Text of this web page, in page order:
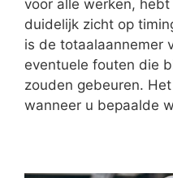
voor alle werken,
duidelijk zicht op
is de totaalaannemer
eventuele fouten die
zouden gebeuren.
wanneer u bepaalde